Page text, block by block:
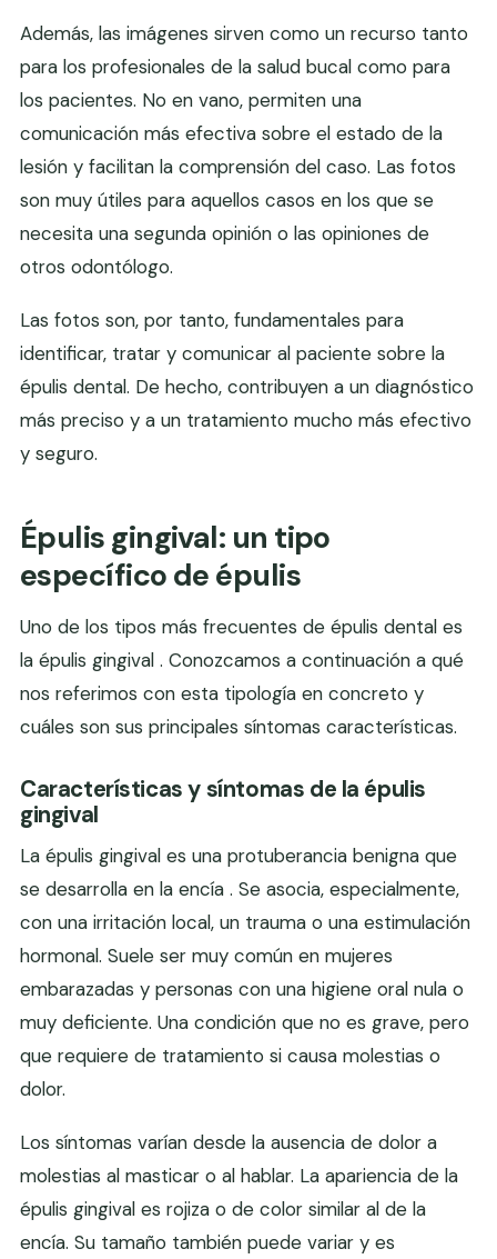
Además, las imágenes sirven como un recurso tanto
para los profesionales de la salud bucal como para
los pacientes. No en vano, permiten una
comunicación más efectiva sobre el estado de la
lesión y facilitan la comprensión del caso. Las fotos
son muy útiles para aquellos casos en los que se
necesita una segunda opinión o las opiniones de
otros odontólogo.
Las fotos son, por tanto, fundamentales para
identificar, tratar y comunicar al paciente sobre la
épulis dental. De hecho, contribuyen a un diagnóstico
más preciso y a un tratamiento mucho más efectivo
y seguro.
Épulis gingival: un tipo
específico de épulis
Uno de los tipos más frecuentes de épulis dental es
la épulis gingival . Conozcamos a continuación a qué
nos referimos con esta tipología en concreto y
cuáles son sus principales síntomas características.
Características y síntomas de la épulis
gingival
La épulis gingival es una protuberancia benigna que
se desarrolla en la encía . Se asocia, especialmente,
con una irritación local, un trauma o una estimulación
hormonal. Suele ser muy común en mujeres
embarazadas y personas con una higiene oral nula o
muy deficiente. Una condición que no es grave, pero
que requiere de tratamiento si causa molestias o
dolor.
Los síntomas varían desde la ausencia de dolor a
molestias al masticar o al hablar. La apariencia de la
épulis gingival es rojiza o de color similar al de la
encía. Su tamaño también puede variar y es